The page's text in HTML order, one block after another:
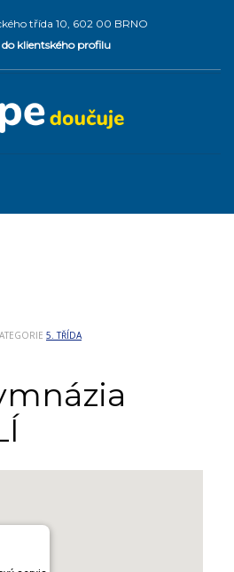
třída 10, 602 00 BRNO
klientského profilu
5. TŘÍDA